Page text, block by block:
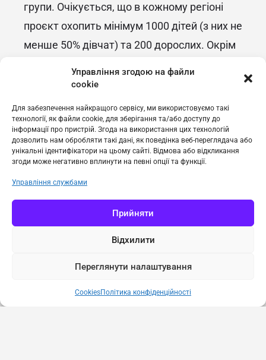
Управління згодою на файли
cookie
Для забезпечення найкращого сервісу, ми використовуємо такі
технології, як файли cookie, для зберігання та/або доступу до
інформації про пристрій. Згода на використання цих технологій
дозволить нам обробляти такі дані, як поведінка веб-переглядача або
унікальні ідентифікатори на цьому сайті. Відмова або відкликання
згоди може негативно вплинути на певні опції та функції.
Управління службами
Прийняти
Відхилити
Переглянути налаштування
CookiesПолітика конфіденційності
групи. Очікується, що в кожному регіоні
проєкт охопить мінімум 1000 дітей (з них не
менше 50% дівчат) та 200 дорослих. Окрім
повідомленнями становить 20 000 підлітків.
Фінансова ефективність
використання коштів.
Вплив: Вплив проєкту на вирішення проблеми
в регіоні.
Наявність документів
необхідних документів.